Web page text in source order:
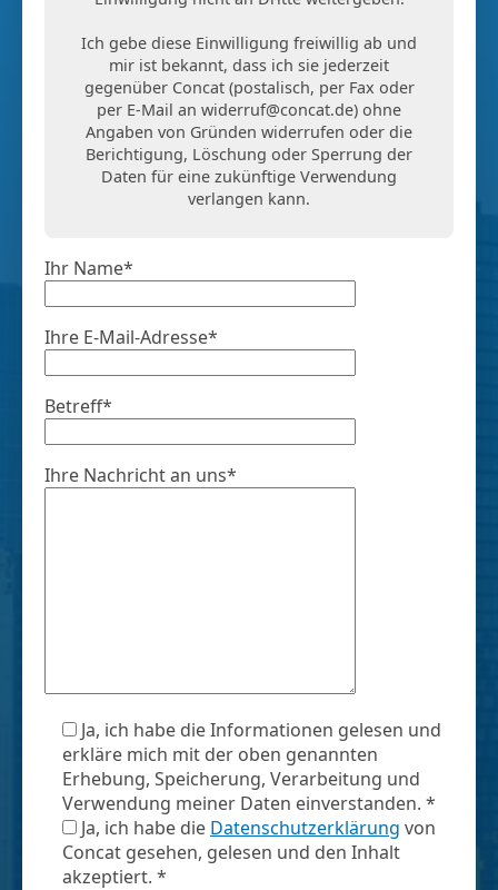
Ich gebe diese Einwilligung freiwillig ab und
mir ist bekannt, dass ich sie jederzeit
gegenüber Concat (postalisch, per Fax oder
per E-Mail an widerruf@concat.de) ohne
Angaben von Gründen widerrufen oder die
Berichtigung, Löschung oder Sperrung der
Daten für eine zukünftige Verwendung
verlangen kann.
Ihr Name*
Ihre E-Mail-Adresse*
Betreff*
Ihre Nachricht an uns*
Ja, ich habe die Informationen gelesen und
erkläre mich mit der oben genannten
Erhebung, Speicherung, Verarbeitung und
Verwendung meiner Daten einverstanden. *
Ja, ich habe die Datenschutzerklärung von
Concat gesehen, gelesen und den Inhalt
akzeptiert. *